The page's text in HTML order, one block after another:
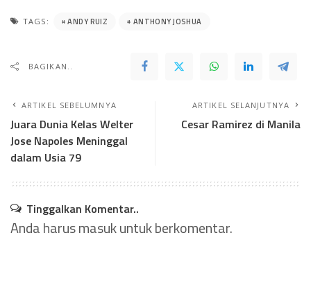
TAGS: ANDY RUIZ ANTHONY JOSHUA
BAGIKAN..
ARTIKEL SEBELUMNYA
Juara Dunia Kelas Welter
Jose Napoles Meninggal
dalam Usia 79
ARTIKEL SELANJUTNYA
Cesar Ramirez di Manila
Tinggalkan Komentar..
Anda harusmasukuntuk berkomentar.